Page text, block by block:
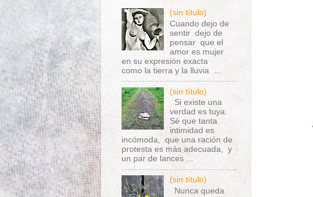
(sin título)
Cuando dejo de
sentir dejo de
pensar que el
amor es mujer
en su expresión exacta
como la tierra y la lluvia ...
(sin título)
Si existe una
verdad es tuya.
Sé que tanta
intimidad es
incómoda, que una ración de
protesta es más adecuada, y
un par de lances ...
(sin título)
Nunca queda